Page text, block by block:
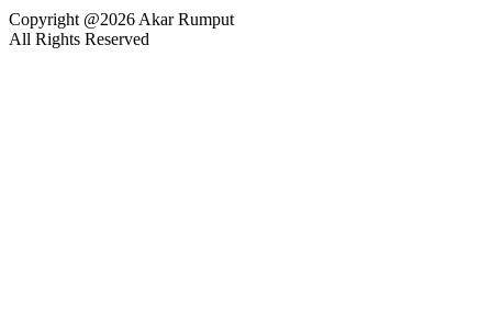
Copyright @2026 Akar Rumput
All Rights Reserved